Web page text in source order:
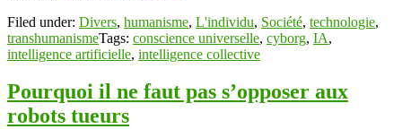
Filed under: Divers, humanisme, L'individu, Société, technologie,
transhumanismeTags: conscience universelle, cyborg, IA,
intelligence artificielle, intelligence collective
Pourquoi il ne faut pas s’opposer aux
robots tueurs